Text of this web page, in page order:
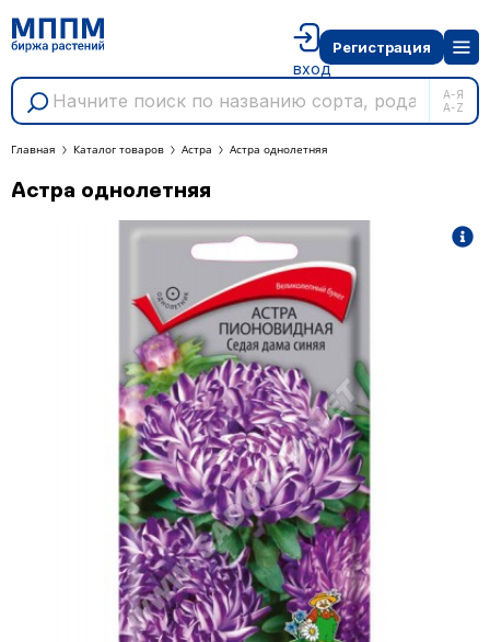
А-Я
A-Z
вход
Регистрация
Главная Каталог товаров Астра Астра однолетняя
Астра однолетняя